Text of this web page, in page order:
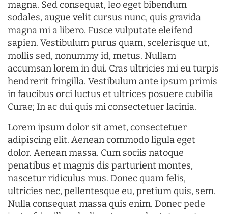
magna. Sed consequat, leo eget bibendum
sodales, augue velit cursus nunc, quis gravida
magna mi a libero. Fusce vulputate eleifend
sapien. Vestibulum purus quam, scelerisque ut,
mollis sed, nonummy id, metus. Nullam
accumsan lorem in dui. Cras ultricies mi eu turpis
hendrerit fringilla. Vestibulum ante ipsum primis
in faucibus orci luctus et ultrices posuere cubilia
Curae; In ac dui quis mi consectetuer lacinia.
Lorem ipsum dolor sit amet, consectetuer
adipiscing elit. Aenean commodo ligula eget
dolor. Aenean massa. Cum sociis natoque
penatibus et magnis dis parturient montes,
nascetur ridiculus mus. Donec quam felis,
ultricies nec, pellentesque eu, pretium quis, sem.
Nulla consequat massa quis enim. Donec pede